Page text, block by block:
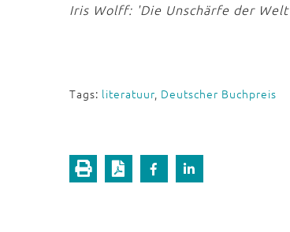
Iris Wolff: 'Die Unschärfe der
Tags: literatuur, Deutscher Buchpreis